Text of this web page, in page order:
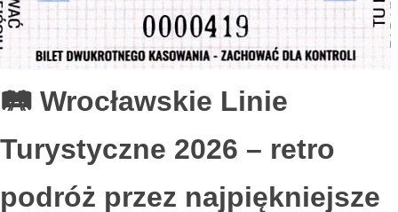
🛤️ Wrocławskie Linie
Turystyczne 2026 – retro
podróż przez najpiękniejsze